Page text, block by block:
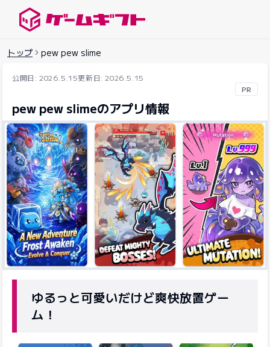
トップ pew pew slime
公開日: 2026.5.15更新日: 2026.5.15
PR
pew pew slimeのアプリ情報
ゆるっと可愛いだけど爽快放置ゲー
ム！